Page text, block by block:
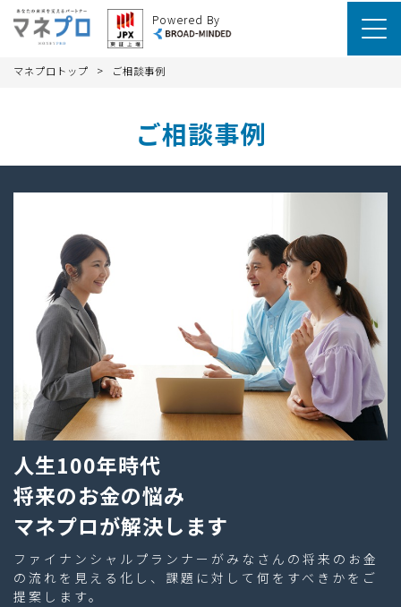
Powered By
マネプロトップ > ご相談事例
ご相談事例
人生100年時代
将来のお金の悩み
マネプロが解決します
ファイナンシャルプランナーがみなさんの将来のお金
の流れを見える化し、課題に対して何をすべきかをご
提案します。